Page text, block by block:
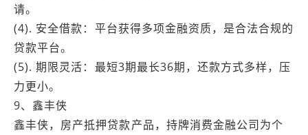
请。
(4). 安全借款：平台获得多项金融资质，是合法合规的
贷款平台。
(5). 期限灵活：最短3期最长36期，还款方式多样，压
力更小。
9、鑫丰侠
鑫丰侠，房产抵押贷款产品，持牌消费金融公司为个